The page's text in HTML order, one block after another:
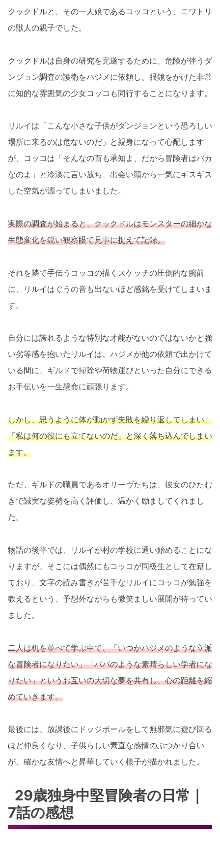
クックドルと、その一人娘であるコッコという、ニワトリ
の獣人の親子でした。
クックドルは自身の研究を完遂するために、危険が伴うダ
ンジョン調査の護衛をハジメに依頼し、眼鏡をかけた非常
に知的な雰囲気の少女コッコも同行することになります。
リルイは「こんな小さな子供がダンジョンという恐ろしい
場所に来るのは危ないのだ」と親身になって心配します
が、コッコは「そんなの百も承知よ、だから冒険者はバカ
なのよ」と冷淡に言い放ち、出会い頭から一気にギスギス
した空気が漂ってしまいました。
実際の調査が始まると、クックドルはモンスターの細かな
生態変化を鋭い観察眼で見事に捉えて記録。
それを隣で手伝うコッコの描くスケッチの圧倒的な腕前
に、リルイはぐうの音も出ないほど感銘を受けてしまいま
す。
自分には誇れるような特別な才能がないのではないかと強
い劣等感を抱いたリルイは、ハジメが他の依頼で出かけて
いる間に、ギルドで掃除や荷物運びといった自分にできる
お手伝いを一生懸命に頑張ります。
しかし、思うように体が動かず失敗を繰り返してしまい、
「私は何の役にも立てないのだ」と深く落ち込んでしまい
ます。
ただ、ギルドの職員であるオリーヴたちは、彼女のひたむ
きで誠実な姿勢を高く評価し、温かく励ましてくれまし
た。
物語の後半では、リルイが村の学校に通い始めることにな
りますが、そこには偶然にもコッコが同級生として在籍し
ており、文字の読み書きが苦手なリルイにコッコが勉強を
教えるという、予想外ながらも微笑ましい展開が待ってい
ました。
二人は机を並べて学ぶ中で、「いつかハジメのような立派
な冒険者になりたい」「パパのような素晴らしい学者にな
りたい」というお互いの大切な夢を共有し、心の距離を縮
めていきます。
最後には、放課後にドッジボールをして無邪気に遊び回る
ほど仲良くなり、子供らしい素直な感情のぶつかり合い
が、確かな友情へと昇華していく様子が描かれました。
29歳独身中堅冒険者の日常｜
7話の感想